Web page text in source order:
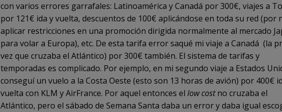
con varios errores garrafales: Latinoamérica y Canadá por 300€, viajes a
por 121€ ida y vuelta, descuentos de 100€ aplicándose en toda su red (por
aplicar restricciones en una promoción dirigida normalmente al mercado
para volar a Europa), etc. De esta tarifa error saqué mi viaje a Canadá (la
vez que cruzaba el Atlántico) por 300€ también. El sistema de tarifas y
temporadas es complicado. Por ejemplo, en mi segundo viaje a Estados
conseguí un vuelo a la Costa Oeste (esto son 13 horas de avión) por 400€
vuelta con KLM y AirFrance. Por aquel entonces ellow costno cruzaba el
Atlántico, pero el sábado de Semana Santa daba un error y daba igual